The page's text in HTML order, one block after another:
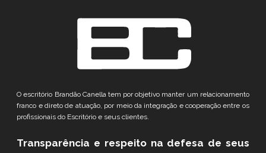
O escritório Brandão Canella tem por objetivo manter um relacionamento
franco e direto de atuação, por meio da integração e cooperação entre os
profissionais do Escritório e seus clientes.
Transparência e respeito na defesa de seus